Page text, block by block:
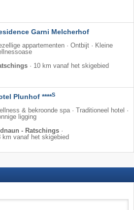
Garni Melcherhof
appartementen · Ontbijt · Kleine
· 10 km vanaf het skigebied
Plunhof ****S
& bekroonde spa · Traditioneel hotel ·
ligging
- Ratschings ·
km vanaf het skigebied